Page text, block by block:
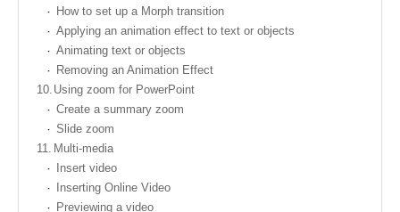
How to set up a Morph transition
Applying an animation effect to text or objects
Animating text or objects
Removing an Animation Effect
10. Using zoom for PowerPoint
Create a summary zoom
Slide zoom
11. Multi-media
Insert video
Inserting Online Video
Previewing a video